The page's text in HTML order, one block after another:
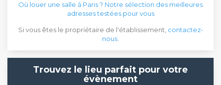
Où louer une salle à Paris ? Notre sélection des meilleures
adresses testées pour vous
Si vous êtes le propriétaire de l'établissement, contactez-
nous
Trouvez le lieu parfait pour votre
évènement